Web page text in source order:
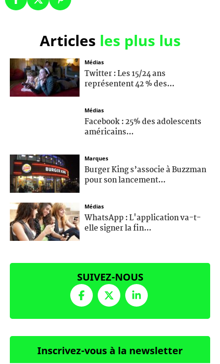
Articles les plus lus
Médias
Twitter : Les 15/24 ans
représentent 42 % des...
Médias
Facebook : 25% des adolescents
américains...
Marques
Burger King s’associe à Buzzman
pour son lancement...
Médias
WhatsApp : L'application va-t-
elle signer la fin...
SUIVEZ-NOUS
Inscrivez-vous à la newsletter